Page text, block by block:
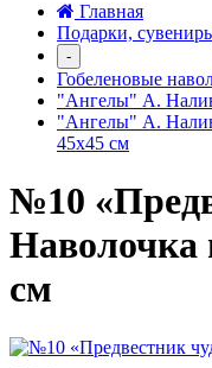
Главная
Подарки,
-
Гобеленовые
"Ангелы" А.
"Ангелы" А.
45х45 см
№10
Наволочка
см